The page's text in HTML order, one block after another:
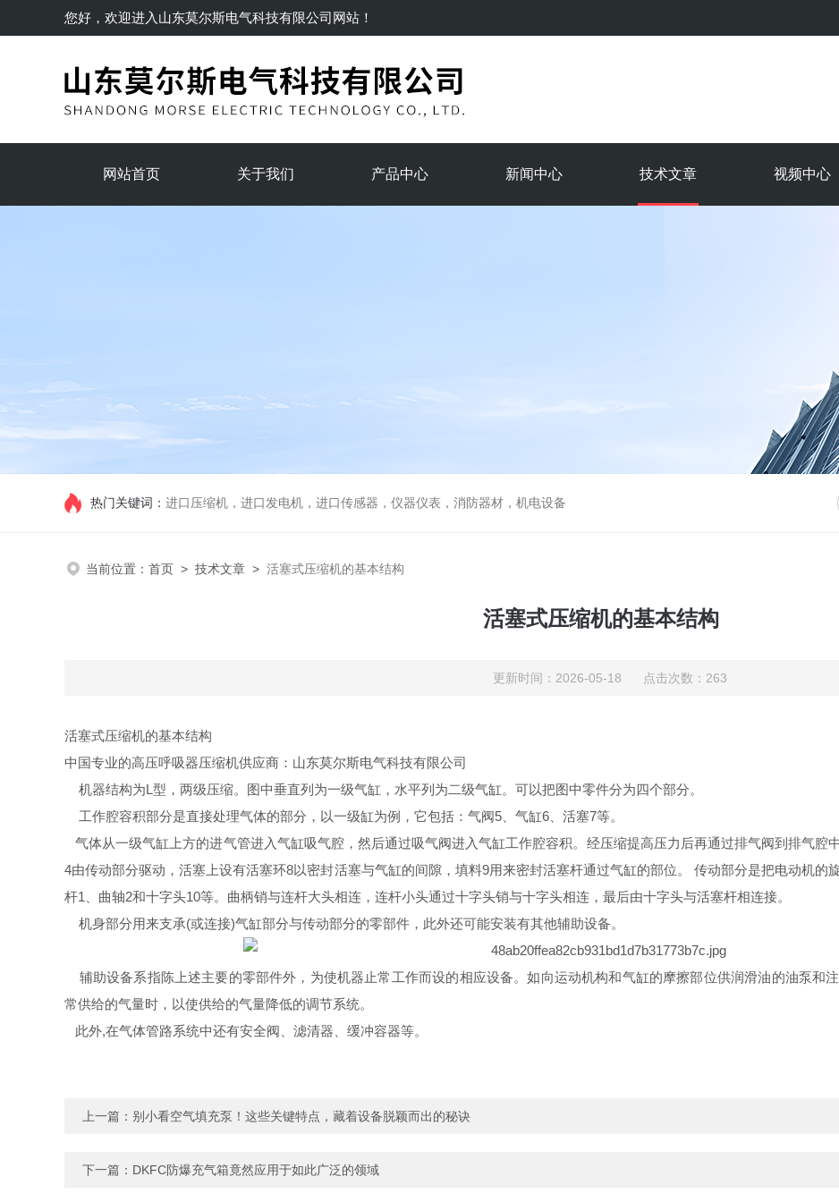
您好，欢迎进入 山东莫尔斯电气科技有限公司网站！
网站首页 关于我们 产品中心 新闻中心 技术文章 视频中心
热门关键词： 进口压缩机，进口发电机，进口传感器，仪器仪表，消防器材，机电设备
当前位置： 首页 > 技术文章 > 活塞式压缩机的基本结构
活塞式压缩机的基本结构
更新时间：2026-05-18 点击次数：263
活塞式压缩机的基本结构
中国专业的高压呼吸器压缩机供应商：山东莫尔斯电气科技有限公司
机器结构为L型，两级压缩。图中垂直列为一级气缸，水平列为二级气缸。可以把图中零件分为四个部分。
工作腔容积部分是直接处理气体的部分，以一级缸为例，它包括：气阀5、气缸6、活塞7等。
气体从一级气缸上方的进气管进入气缸吸气腔，然后通过吸气阀进入气缸工作腔容积。经压缩提高压力后再通过排气阀到排气腔
4由传动部分驱动，活塞上设有活塞环8以密封活塞与气缸的间隙，填料9用来密封活塞杆通过气缸的部位。 传动部分是把电动机的
杆1、曲轴2和十字头10等。曲柄销与连杆大头相连，连杆小头通过十字头销与十字头相连，最后由十字头与活塞杆相连接。
机身部分用来支承(或连接)气缸部分与传动部分的零部件，此外还可能安装有其他辅助设备。
辅助设备系指陈上述主要的零部件外，为使机器止常工作而设的相应设备。如向运动机构和气缸的摩擦部位供润滑油的油泵和
常供给的气量时，以使供给的气量降低的调节系统。
此外,在气体管路系统中还有安全阀、滤清器、缓冲容器等。
上一篇： 别小看空气填充泵！这些关键特点，藏着设备脱颖而出的秘诀
下一篇： DKFC防爆充气箱竟然应用于如此广泛的领域